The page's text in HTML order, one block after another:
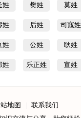
姓 樊姓 莫姓
姓 后姓 司寇姓
姓 公姓 耿姓
姓 乐正姓 宣姓
地图
联系我们